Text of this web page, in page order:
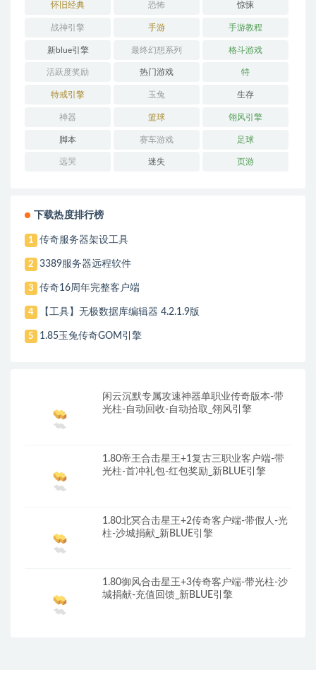
怀旧经典 恐怖 惊悚
战神引擎 手游 手游教程
新blue引擎 最终幻想系列 格斗游戏
活跃度奖励 热门游戏 特
特戒引擎 玉兔 生存
神器 篮球 翎风引擎
脚本 赛车游戏 足球
远哭 迷失 页游
下载热度排行榜
1 传奇服务器架设工具
2 3389服务器远程软件
3 传奇16周年完整客户端
4 【工具】无极数据库编辑器 4.2.1.9版
5 1.85玉兔传奇GOM引擎
闲云沉默专属攻速神器单职业传奇版本-带
光柱-自动回收-自动拾取_翎风引擎
1.80帝王合击星王+1复古三职业客户端-带
光柱-首冲礼包-红包奖励_新BLUE引擎
1.80北冥合击星王+2传奇客户端-带假人-光
柱-沙城捐献_新BLUE引擎
1.80御风合击星王+3传奇客户端-带光柱-沙
城捐献-充值回馈_新BLUE引擎